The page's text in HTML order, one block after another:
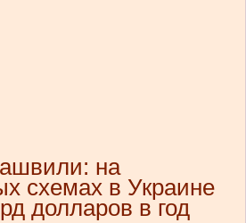
на
схемах в Украине
долларов в год